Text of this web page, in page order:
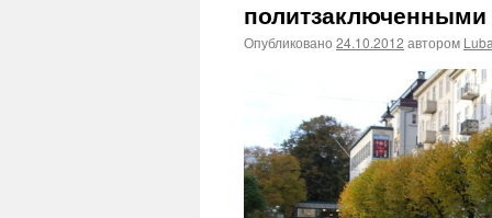
политзаключенными
Опубликовано 24.10.2012 автором